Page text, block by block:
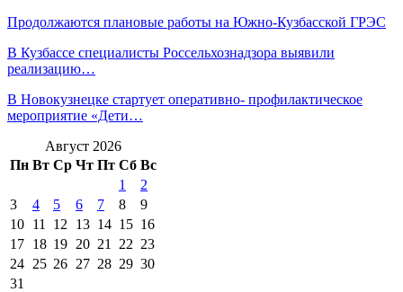
Продолжаются плановые работы на Южно-Кузбасской ГРЭС
В Кузбассе специалисты Россельхознадзора выявили
реализацию…
В Новокузнецке стартует оперативно- профилактическое
мероприятие «Дети…
Август 2026
Пн Вт Ср Чт Пт Сб Вс
1
2
3
4 5 6 7 8
9
10 11 12 13 14 15 16
17 18 19 20 21 22 23
24 25 26 27 28 29 30
31